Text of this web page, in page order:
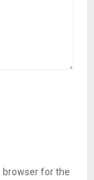
browser for the